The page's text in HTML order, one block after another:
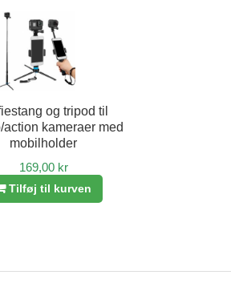
og tripod til
action kameraer med
mobilholder
169,00 kr
Tilføj til kurven